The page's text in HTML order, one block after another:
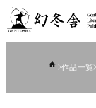
作品一覧